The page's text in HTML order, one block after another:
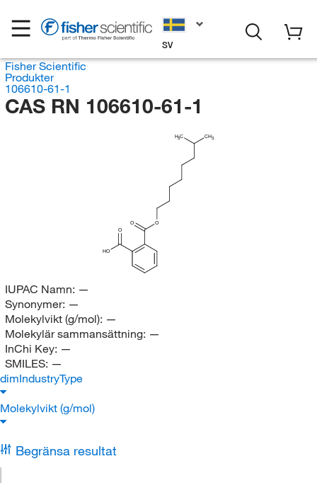
SV
Fisher Scientific
Produkter
106610-61-1
CAS RN 106610-61-1
O
O
HO
O
CH3
H3C
IUPAC Namn: —
Synonymer: —
Molekylvikt (g/mol): —
Molekylär sammansättning: —
InChi Key: —
SMILES: —
dimIndustryType
Molekylvikt (g/mol)
Begränsa resultat